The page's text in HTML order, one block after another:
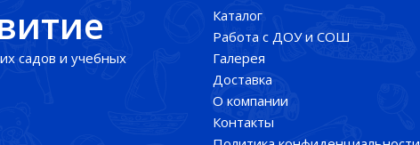
садов и учебных
Каталог
Работа с ДОУ и СОШ
Галерея
Доставка
О компании
Контакты